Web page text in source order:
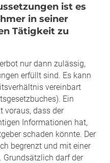
ist es
in seiner
Tätigkeit zu
nur dann zulässig,
erfüllt sind. Es kann
vereinbart
Ein
voraus, dass der
Informationen hat,
schaden könnte. Der
begrenzt und mit einer
Grundsätzlich darf der